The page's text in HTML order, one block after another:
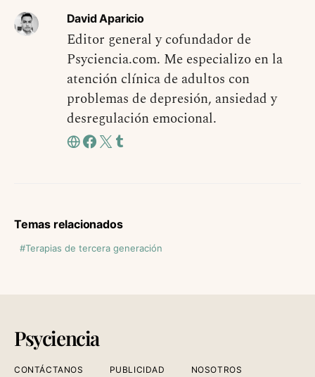
David Aparicio
Editor general y cofundador de
Psyciencia.com. Me especializo en la
atención clínica de adultos con
problemas de depresión, ansiedad y
desregulación emocional.
Temas relacionados
Terapias de tercera generación
Psyciencia
CONTÁCTANOS PUBLICIDAD NOSOTROS